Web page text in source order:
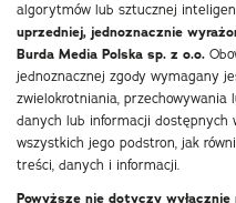
algorytmów lub sztucznej
uprzedniej, jednoznacznie
Burda Media Polska sp. z o.o.
jednoznacznej zgody wymagany
zwielokrotniania,
danych lub informacji dostępnych
wszystkich jego podstron, jak
treści, danych i informacji.
Powyższe nie dotyczy